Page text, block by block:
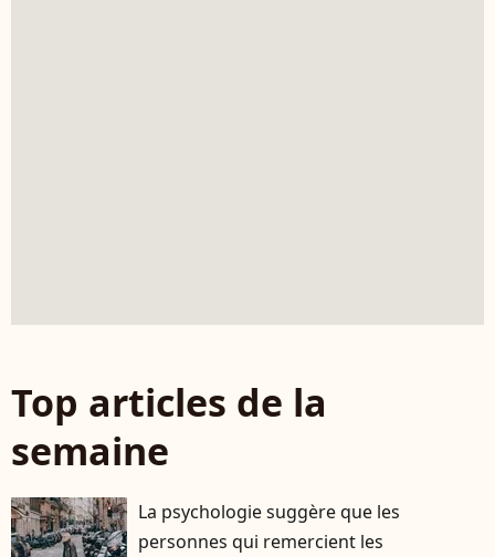
Top articles de la
semaine
La psychologie suggère que les
personnes qui remercient les